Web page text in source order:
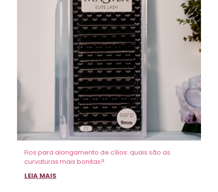
Fios para alongamento de cílios: quais são as
curvaturas mais bonitas?
LEIA MAIS